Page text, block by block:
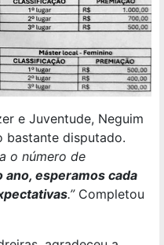
e Juventude, Neguim
bastante disputado.
o número de
ano, esperamos cada
.”Completou